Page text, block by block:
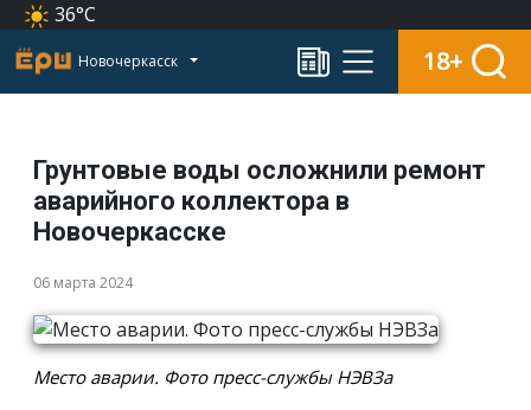
36°C
Новочеркасск 18+
Грунтовые воды осложнили ремонт
аварийного коллектора в
Новочеркасске
06 марта 2024
Место аварии. Фото пресс-службы НЭВЗа